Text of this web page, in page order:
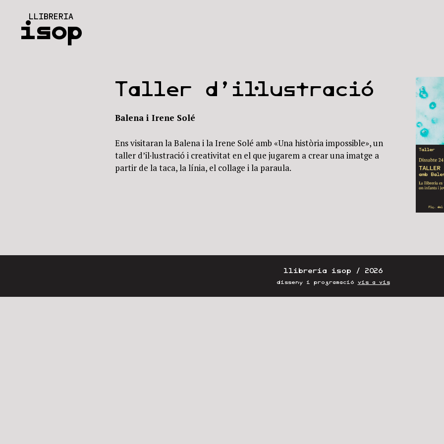
contingutisop
LLIBRERIA
Taller d’il·lustració
Balena i Irene Solé
Ens visitaran la Balena i la Irene Solé amb «Una història impossible», un
taller d’il·lustració i creativitat en el que jugarem a crear una imatge a
partir de la taca, la línia, el collage i la paraula.
llibreria isop / 2026
disseny i programació vis a vis